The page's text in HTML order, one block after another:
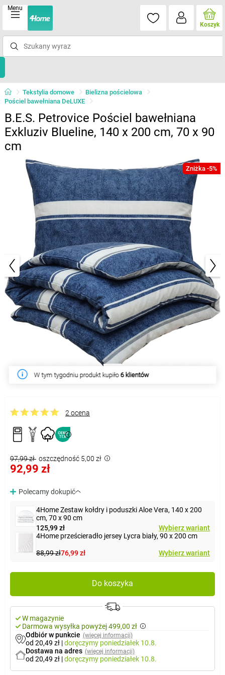
Menu
Koszyk
Tekstylia domowe
Bielizna pościelowa
Pościel bawełniana DeLUXE
B.E.S. Petrovice Pościel bawełniana
Exkluziv Blueline, 140 x 200 cm, 70 x 90
cm
Zniżka -5%
W tym tygodniu produkt kupiło 6 klientów
2 ocena
97,99 zł oszczędność 5,00 zł
92,99 zł
Polecamy dokupić
4Home Zestaw kołdry i poduszki Aloe Vera, 140 x 200
cm, 70 x 90 cm
125,99 zł
Wybierz wariant
4Home prześcieradło jersey Lycra biały, 90 x 200 cm
88,99 zł76,99 zł Wybierz wariant
Do koszyka
W magazynie
Darmowa wysyłka powyżej 499,00 zł
Odbiór w punkcie (więcej informacji)
od 20,49 zł |doręczymy poniedziałek 10.8.
Dostawa na adres (więcej informacji)
od 20,49 zł |doręczymy poniedziałek 10.8.